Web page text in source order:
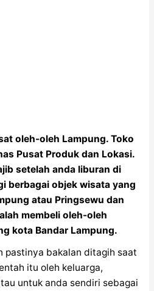
oleh-oleh Lampung. Toko
Pusat Produk dan Lokasi.
setelah anda liburan di
berbagai objek wisata yang
atau Pringsewu dan
membeli oleh-oleh
kota Bandar Lampung.
pastinya bakalan ditagih saat
itu oleh keluarga,
untuk anda sendiri sebagai